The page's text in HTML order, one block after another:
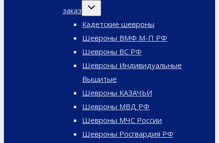
заказ
Переключить
дочернее
Кадетские шевроны
Шевроны ВМФ М-П РФ
Шевроны ВС РФ
Шевроны Индивидуальные
Вышитые
Шевроны КАЗАЧЬИ
Шевроны МВД РФ
Шевроны МЧС России
Шевроны Росгвардия РФ